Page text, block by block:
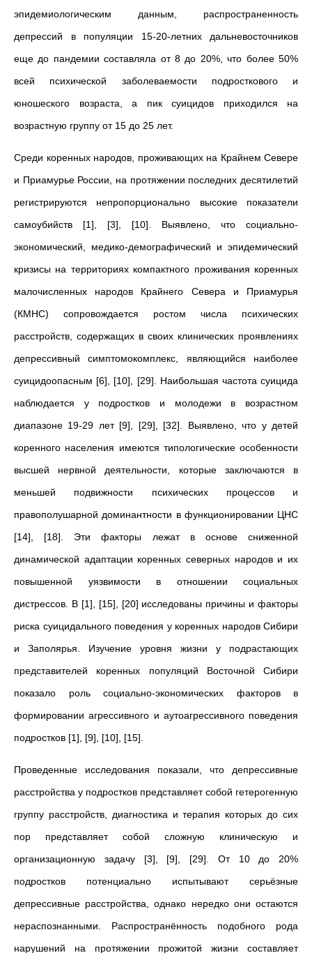
эпидемиологическим данным, распространенность
депрессий в популяции 15-20-летних дальневосточников
еще до пандемии составляла от 8 до 20%, что более 50%
всей психической заболеваемости подросткового и
юношеского возраста, а пик суицидов приходился на
возрастную группу от 15 до 25 лет.
Среди коренных народов, проживающих на Крайнем Севере
и Приамурье России, на протяжении последних десятилетий
регистрируются непропорционально высокие показатели
самоубийств [1], [3], [10]. Выявлено, что социально-
экономический, медико-демографический и эпидемический
кризисы на территориях компактного проживания коренных
малочисленных народов Крайнего Севера и Приамурья
(КМНС) сопровождается ростом числа психических
расстройств, содержащих в своих клинических проявлениях
депрессивный симптомокомплекс, являющийся наиболее
суицидоопасным [6], [10], [29]. Наибольшая частота суицида
наблюдается у подростков и молодежи в возрастном
диапазоне 19-29 лет [9], [29], [32]. Выявлено, что у детей
коренного населения имеются типологические особенности
высшей нервной деятельности, которые заключаются в
меньшей подвижности психических процессов и
правополушарной доминантности в функционировании ЦНС
[14], [18]. Эти факторы лежат в основе сниженной
динамической адаптации коренных северных народов и их
повышенной уязвимости в отношении социальных
дистрессов. В [1], [15], [20] исследованы причины и факторы
риска суицидального поведения у коренных народов Сибири
и Заполярья. Изучение уровня жизни у подрастающих
представителей коренных популяций Восточной Сибири
показало роль социально-экономических факторов в
формировании агрессивного и аутоагрессивного поведения
подростков [1], [9], [10], [15].
Проведенные исследования показали, что депрессивные
расстройства у подростков представляет собой гетерогенную
группу расстройств, диагностика и терапия которых до сих
пор представляет собой сложную клиническую и
организационную задачу [3], [9], [29]. От 10 до 20%
подростков потенциально испытывают серьёзные
депрессивные расстройства, однако нередко они остаются
нераспознанными. Распространённость подобного рода
нарушений на протяжении прожитой жизни составляет